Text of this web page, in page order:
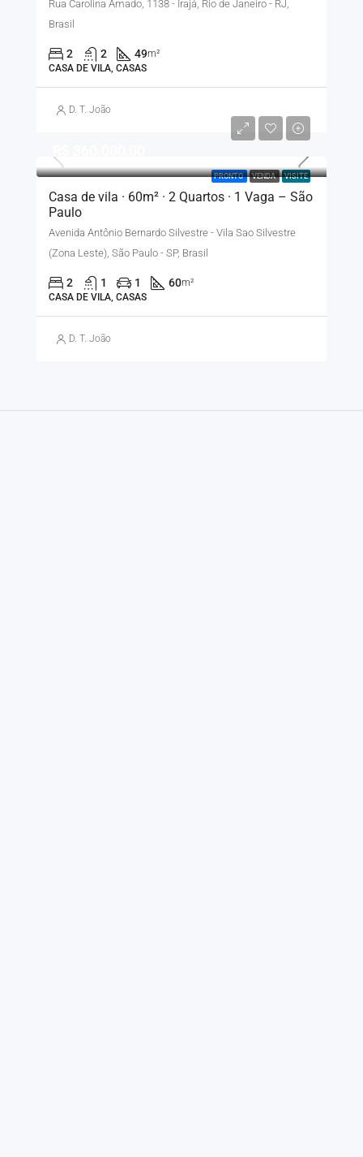
Rua Carolina Amado, 1138 - Irajá, Rio de Janeiro - RJ,
Brasil
2 2 49m²
CASA DE VILA, CASAS
D. T. João
PRONTO VENDA VISITE
Casa de vila · 60m² · 2 Quartos · 1 Vaga – São
Paulo
Avenida Antônio Bernardo Silvestre - Vila Sao Silvestre
(Zona Leste), São Paulo - SP, Brasil
2 1 1 60m²
CASA DE VILA, CASAS
D. T. João